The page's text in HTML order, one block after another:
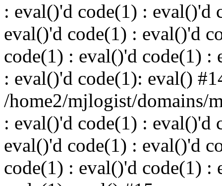
: eval()'d code(1) : eval()'d
eval()'d code(1) : eval()'d
code(1) : eval()'d code(1) :
: eval()'d code(1): eval()
/home2/mjlogist/domains/
: eval()'d code(1) : eval()'d
eval()'d code(1) : eval()'d
code(1) : eval()'d code(1) :